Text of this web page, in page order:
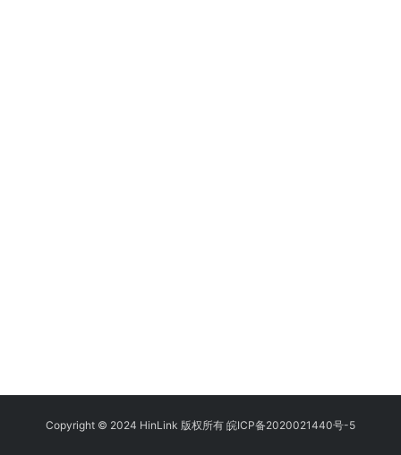
Copyright © 2024 HinLink 版权所有 皖ICP备2020021440号-5